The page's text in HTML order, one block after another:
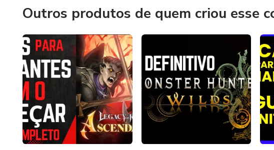
sucesso!
Outros produtos de quem criou esse